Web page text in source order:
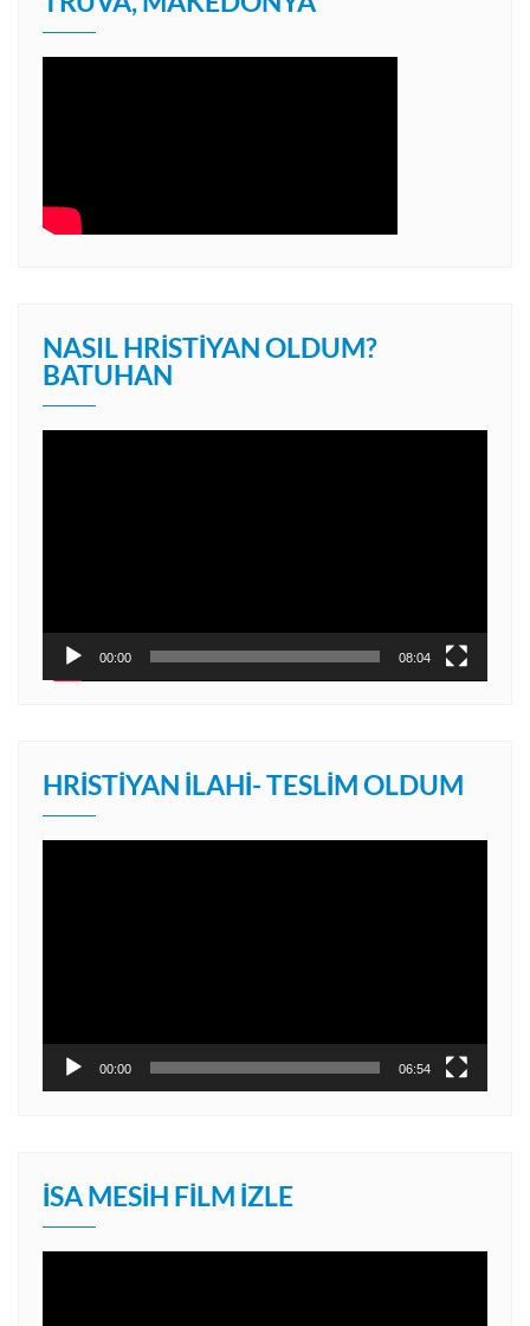
NASIL HRISTIYAN OLDUM?
BATUHAN
00:00 08:04
HRISTIYAN İLAHI- TESLIM OLDUM
00:00 06:54
İSA MESIH FILM İZLE